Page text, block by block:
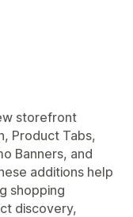
storefront
Product Tabs,
Banners, and
additions help
shopping
discovery,